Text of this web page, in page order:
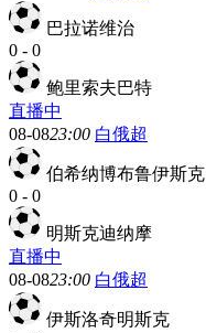
巴拉诺维治
0 - 0
鲍里索夫巴特
直播中
08-0823:00 白俄超
伯希纳博布鲁伊斯克
0 - 0
明斯克迪纳摩
直播中
08-0823:00 白俄超
伊斯洛奇明斯克